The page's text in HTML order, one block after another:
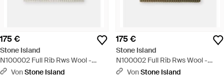
175 €
Stone Island
N100002 Full Rib Rws Wool -
WeißVonStone Island
175 €
Stone Island
N100002 Full Rib Rws Wool -
GrünVonStone Island